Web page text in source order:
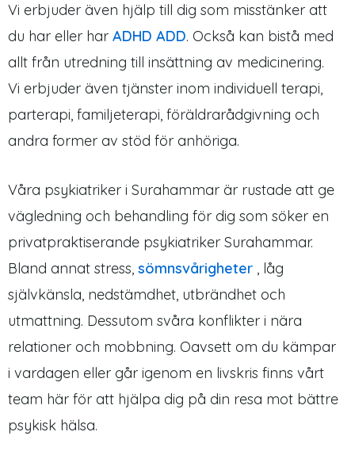
Vi erbjuder även hjälp till dig som misstänker att
du har eller har ADHD ADD. Också kan bistå med
allt från utredning till insättning av medicinering.
Vi erbjuder även tjänster inom individuell terapi,
parterapi, familjeterapi, föräldrarådgivning och
andra former av stöd för anhöriga.
Våra psykiatriker i Surahammar är rustade att ge
vägledning och behandling för dig som söker en
privatpraktiserande psykiatriker Surahammar.
Bland annat stress, sömnsvårigheter , låg
självkänsla, nedstämdhet, utbrändhet och
utmattning. Dessutom svåra konflikter i nära
relationer och mobbning. Oavsett om du kämpar
i vardagen eller går igenom en livskris finns vårt
team här för att hjälpa dig på din resa mot bättre
psykisk hälsa.